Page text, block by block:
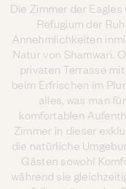
Die Zimmer der
Refugium der
Annehmlichkeiten
Natur von Shamwari.
privaten Terrasse
beim Erfrischen im
alles, was man
komfortablen
Zimmer in dieser
die natürliche
Gästen sowohl
während sie